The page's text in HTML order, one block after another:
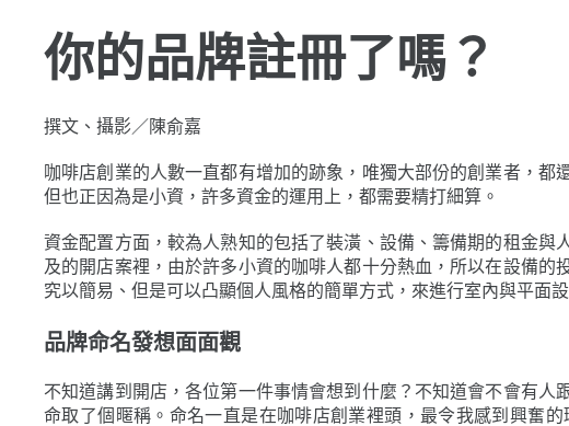
你的品牌註冊了嗎？
撰文、攝影／陳俞嘉
咖啡店創業的人數一直都有增加的跡象，唯獨大部份的創業者，
但也正因為是小資，許多資金的運用上，都需要精打細算。
資金配置方面，較為人熟知的包括了裝潢、設備、籌備期的租金
及的開店案裡，由於許多小資的咖啡人都十分熱血，所以在設備
究以簡易、但是可以凸顯個人風格的簡單方式，來進行室內與平面
品牌命名發想面面觀
不知道講到開店，各位第一件事情會想到什麼？不知道會不會有
命取了個暱稱。命名一直是在咖啡店創業裡頭，最令我感到興奮